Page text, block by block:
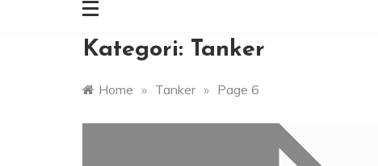
Kategori: Tanker
Home » Tanker » Page 6